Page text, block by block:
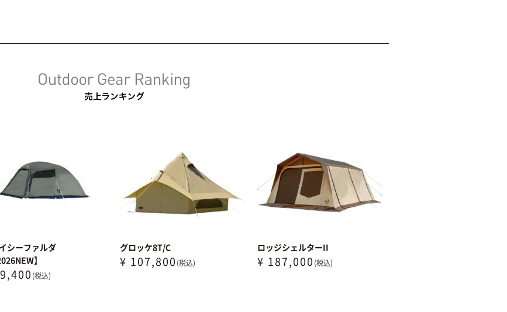
シーファルダ
】
(税込)
グロッケ8T/C
¥ 107,800 (税込)
ロッジシェルターII
¥ 187,000 (税込)